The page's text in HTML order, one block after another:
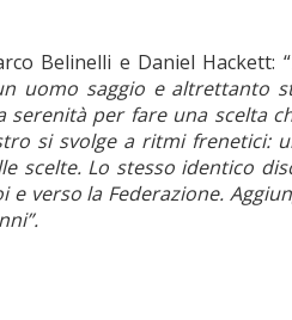
Belinelli e Daniel Hackett: “
uomo saggio e altrettanto
serenità per fare una scelta
si svolge a ritmi
scelte. Lo stesso identico
verso la Federazione.